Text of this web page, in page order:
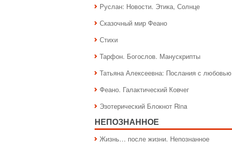
Руслан: Новости. Этика, Солнце
Сказочный мир Феано
Стихи
Тарфон. Богослов. Манускрипты
Татьяна Алексеевна: Послания с любовью
Феано. Галактический Ковчег
Эзотерический Блокнот Rina
НЕПОЗНАННОЕ
Жизнь… после жизни. Непознанное